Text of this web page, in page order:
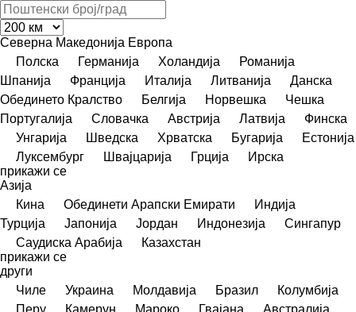
Северна Македонија Европа
Полска
Германија Холандија
Романија
Шпанија
Франција Италија Литванија
Данска
Обединето Кралство
Белгија Норвешка
Чешка
Португалија
Словачка Австрија Латвија
Финска
Унгарија
Шведска Хрватска Бугарија
Естонија
Луксембург
Швајцарија Грција
Ирска
прикажи се
Азија
Кина
Обединети Арапски Емирати
Индија
Турција
Јапонија Јордан Индонезија
Сингапур
Саудиска Арабија
Казахстан
прикажи се
други
Чиле
Украина Молдавија Бразил
Колумбија
Перу
Камерун Мароко Гвајана Австралија